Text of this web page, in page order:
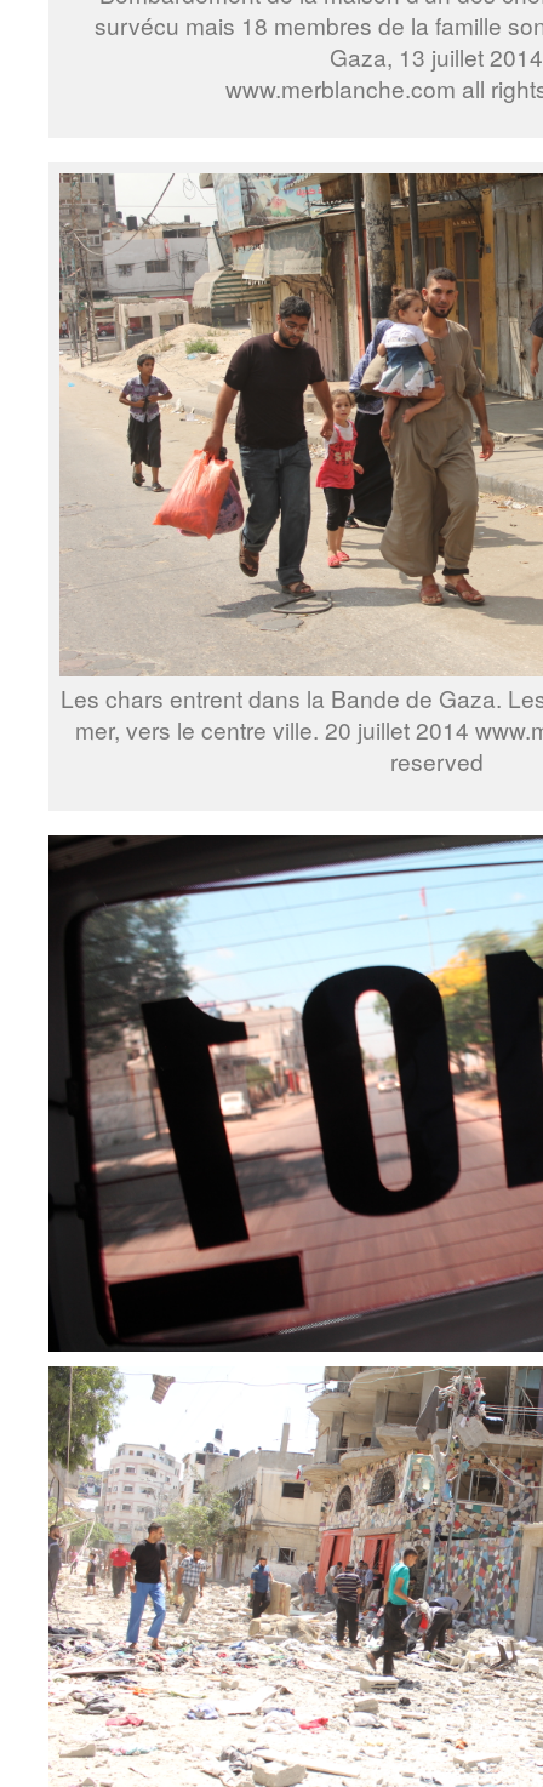
survécu mais 18 membres de la famille
Gaza, 13 juillet 2014
www.merblanche.com all
Les chars entrent dans la Bande de Gaza.
mer, vers le centre ville. 20 juillet 2014
reserved